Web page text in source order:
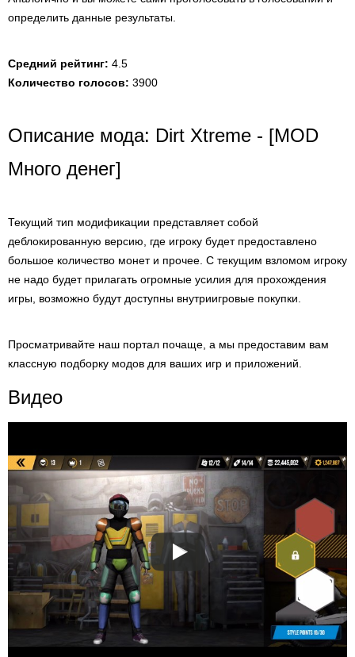
определить данные результаты.
Средний рейтинг: 4.5
Количество голосов: 3900
Описание мода: Dirt Xtreme - [MOD
Много денег]
Текущий тип модификации представляет собой
деблокированную версию, где игроку будет предоставлено
большое количество монет и прочее. С текущим взломом игроку
не надо будет прилагать огромные усилия для прохождения
игры, возможно будут доступны внутриигровые покупки.
Просматривайте наш портал почаще, а мы предоставим вам
классную подборку модов для ваших игр и приложений.
Видео